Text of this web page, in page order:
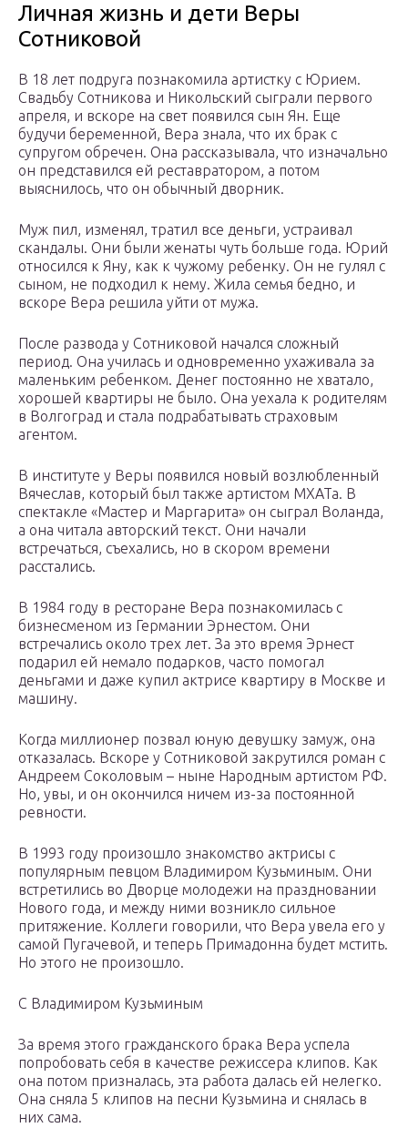
Личная жизнь и дети Веры
Сотниковой
В 18 лет подруга познакомила артистку с Юрием.
Свадьбу Сотникова и Никольский сыграли первого
апреля, и вскоре на свет появился сын Ян. Еще
будучи беременной, Вера знала, что их брак с
супругом обречен. Она рассказывала, что изначально
он представился ей реставратором, а потом
выяснилось, что он обычный дворник.
Муж пил, изменял, тратил все деньги, устраивал
скандалы. Они были женаты чуть больше года. Юрий
относился к Яну, как к чужому ребенку. Он не гулял с
сыном, не подходил к нему. Жила семья бедно, и
вскоре Вера решила уйти от мужа.
После развода у Сотниковой начался сложный
период. Она училась и одновременно ухаживала за
маленьким ребенком. Денег постоянно не хватало,
хорошей квартиры не было. Она уехала к родителям
в Волгоград и стала подрабатывать страховым
агентом.
В институте у Веры появился новый возлюбленный
Вячеслав, который был также артистом МХАТа. В
спектакле «Мастер и Маргарита» он сыграл Воланда,
а она читала авторский текст. Они начали
встречаться, съехались, но в скором времени
расстались.
В 1984 году в ресторане Вера познакомилась с
бизнесменом из Германии Эрнестом. Они
встречались около трех лет. За это время Эрнест
подарил ей немало подарков, часто помогал
деньгами и даже купил актрисе квартиру в Москве и
машину.
Когда миллионер позвал юную девушку замуж, она
отказалась. Вскоре у Сотниковой закрутился роман с
Андреем Соколовым – ныне Народным артистом РФ.
Но, увы, и он окончился ничем из-за постоянной
ревности.
В 1993 году произошло знакомство актрисы с
популярным певцом Владимиром Кузьминым. Они
встретились во Дворце молодежи на праздновании
Нового года, и между ними возникло сильное
притяжение. Коллеги говорили, что Вера увела его у
самой Пугачевой, и теперь Примадонна будет мстить.
Но этого не произошло.
С Владимиром Кузьминым
За время этого гражданского брака Вера успела
попробовать себя в качестве режиссера клипов. Как
она потом призналась, эта работа далась ей нелегко.
Она сняла 5 клипов на песни Кузьмина и снялась в
них сама.